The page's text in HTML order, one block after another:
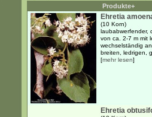
Produkte+
Ehretia
(10 Korn)
laubabwerfender,
von ca. 2-7 m mit
wechselständig
breiten, ledrigen,
[mehr lesen]
Ehretia